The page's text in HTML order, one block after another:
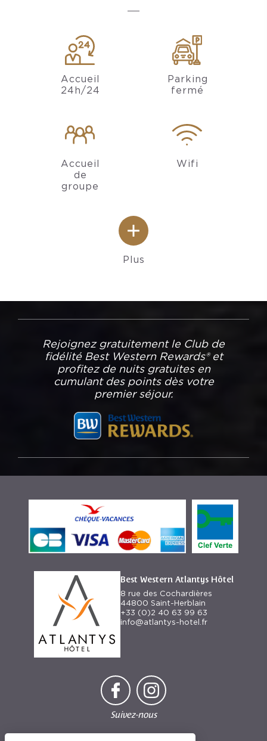
Accueil
24h/24
Parking
fermé
Accueil
de
groupe
Wifi
Plus
Rejoignez gratuitement le Club de
fidélité Best Western Rewards® et
profitez de nuits gratuites en
cumulant des points dès votre
premier séjour.
Best Western Atlantys Hôtel
8 rue des Cochardières
44800 Saint-Herblain
+33 (0)2 40 63 99 63
info@atlantys-hotel.fr
Suivez-nous